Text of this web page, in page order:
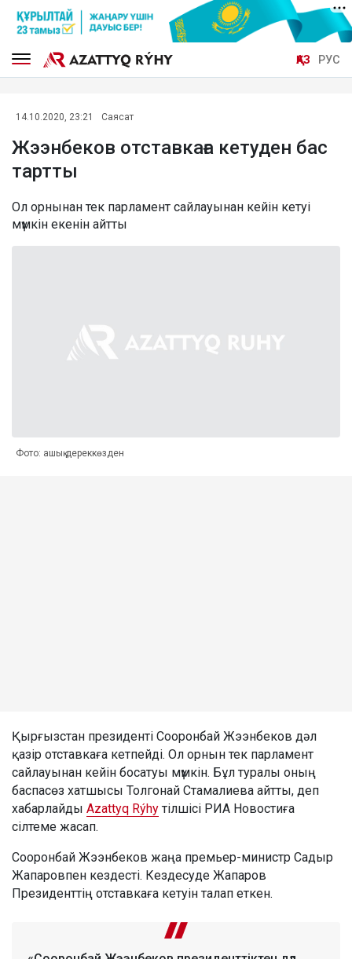
ҚАЗ РУС
14.10.2020, 23:21 Саясат
Жээнбеков отставкаға кетуден бас
тартты
Ол орнынан тек парламент сайлауынан кейін кетуі
мүмкін екенін айтты
Фото: ашық дереккөзден
Қырғызстан президенті Сооронбай Жээнбеков дәл
қазір отставкаға кетпейді. Ол орнын тек парламент
сайлауынан кейін босатуы мүмкін. Бұл туралы оның
баспасөз хатшысы Толгонай Стамалиева айтты, деп
хабарлайды Azattyq Rýhy тілшісі РИА Новостиға
сілтеме жасап.
Сооронбай Жээнбеков жаңа премьер-министр Садыр
Жапаровпен кездесті. Кездесуде Жапаров
Президенттің отставкаға кетуін талап еткен.